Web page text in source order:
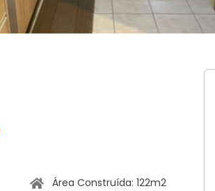
Área Construída: 122m2